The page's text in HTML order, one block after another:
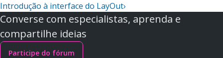
Introdução à interface do LayOut›
Converse com especialistas, aprenda e
compartilhe ideias
Participe do fórum